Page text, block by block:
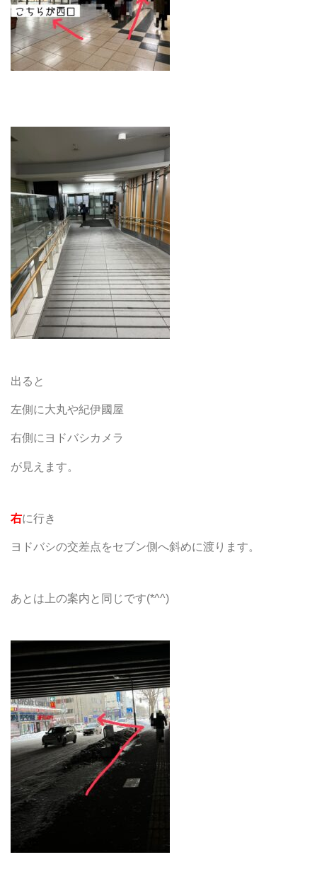
出ると
左側に大丸や紀伊國屋
右側にヨドバシカメラ
が見えます。
右に行き
ヨドバシの交差点をセブン側へ斜めに渡ります。
あとは上の案内と同じです(*^^)